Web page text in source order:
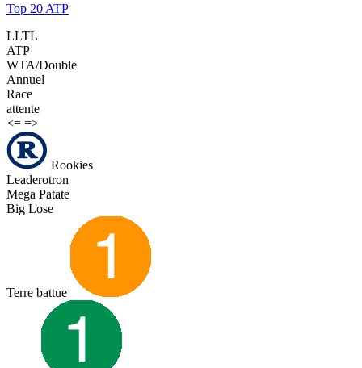
Top 20 ATP
LLTL
ATP
WTA/Double
Annuel
Race
attente
<= =>
Rookies
Leaderotron
Mega Patate
Big Lose
Terre battue